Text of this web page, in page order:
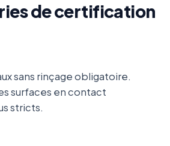
de certification
sans rinçage obligatoire.
surfaces en contact
stricts.